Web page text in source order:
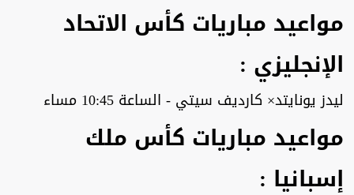
مواعيد مباريات كأس الاتحاد
الإنجليزي :
ليدز يونايتد× كارديف سيتي - الساعة 10:45 مساء
مواعيد مباريات كأس ملك
إسبانيا :